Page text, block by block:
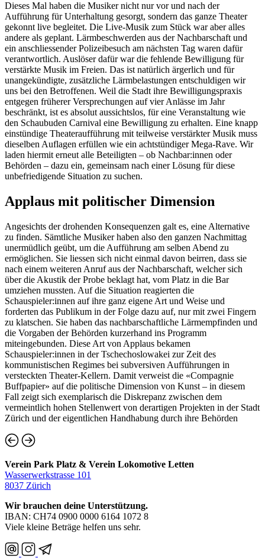
Dieses Mal haben die Musiker nicht nur vor und nach der
Aufführung für Unterhaltung gesorgt, sondern das ganze Theater
gekonnt live begleitet. Die Live-Musik zum Stück war aber alles
andere als geplant. Lärmbeschwerden aus der Nachbarschaft und
ein anschliessender Polizeibesuch am nächsten Tag waren dafür
verantwortlich. Auslöser dafür war die fehlende Bewilligung für
verstärkte Musik im Freien. Das ist natürlich ärgerlich und für
unangekündigte, zusätzliche Lärmbelastungen entschuldigen wir
uns bei den Betroffenen. Weil die Stadt ihre Bewilligungspraxis
entgegen früherer Versprechungen auf vier Anlässe im Jahr
beschränkt, ist es absolut aussichtslos, für eine Veranstaltung wie
den Schaubuden Carnival eine Bewilligung zu erhalten. Eine knapp
einstündige Theateraufführung mit teilweise verstärkter Musik muss
dieselben Auflagen erfüllen wie ein achtstündiger Mega-Rave. Wir
laden hiermit erneut alle Beteiligten – ob Nachbar:innen oder
Behörden – dazu ein, gemeinsam nach einer Lösung für diese
unbefriedigende Situation zu suchen.
Applaus mit politischer Dimension
Angesichts der drohenden Konsequenzen galt es, eine Alternative
zu finden. Sämtliche Musiker haben also den ganzen Nachmittag
unermüdlich geübt, um die Aufführung am selben Abend zu
ermöglichen. Sie liessen sich nicht einmal davon beirren, dass sie
nach einem weiteren Anruf aus der Nachbarschaft, welcher sich
über die Akustik der Probe beklagt hat, vom Platz in die Bar
umziehen mussten. Auf die Situation reagierten die
Schauspieler:innen auf ihre ganz eigene Art und Weise und
forderten das Publikum in der Folge dazu auf, nur mit zwei Fingern
zu klatschen. Sie haben das nachbarschaftliche Lärmempfinden und
die Vorgaben der Behörden kurzerhand ins Programm
miteingebunden. Diese Art von Applaus bekamen
Schauspieler:innen in der Tschechoslowakei zur Zeit des
kommunistischen Regimes bei subversiven Aufführungen in
versteckten Theater-Kellern. Damit verweist die «Compagnie
Buffpapier» auf die politische Dimension von Kunst – in diesem
Fall zeigt sich exemplarisch die Diskrepanz zwischen dem
vermeintlich hohen Stellenwert von derartigen Projekten in der Stadt
Zürich und der eigentlichen Handhabung durch ihre Behörden
Verein Park Platz & Verein Lokomotive Letten
Wasserwerkstrasse 101
8037 Zürich
Wir brauchen deine Unterstützung.
IBAN: CH74 0900 0000 6164 1072 8
Viele kleine Beträge helfen uns sehr.